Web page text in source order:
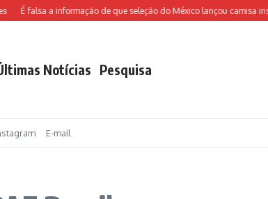
É falsa a informação de que seleção do México lançou camisa
Notícias Pesquisa
E-mail